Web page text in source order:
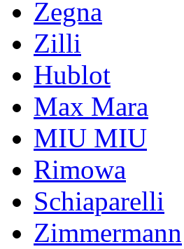
Zegna
Zilli
Hublot
Max Mara
MIU MIU
Rimowa
Schiaparelli
Zimmermann